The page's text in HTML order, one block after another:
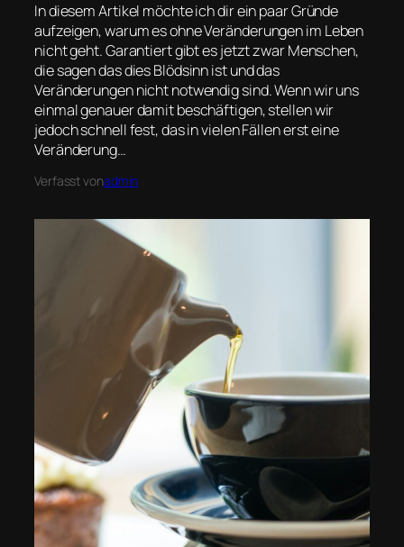
In diesem Artikel möchte ich dir ein paar Gründe
aufzeigen, warum es ohne Veränderungen im Leben
nicht geht. Garantiert gibt es jetzt zwar Menschen,
die sagen das dies Blödsinn ist und das
Veränderungen nicht notwendig sind. Wenn wir uns
einmal genauer damit beschäftigen, stellen wir
jedoch schnell fest, das in vielen Fällen erst eine
Veränderung…
Verfasst vonadmin